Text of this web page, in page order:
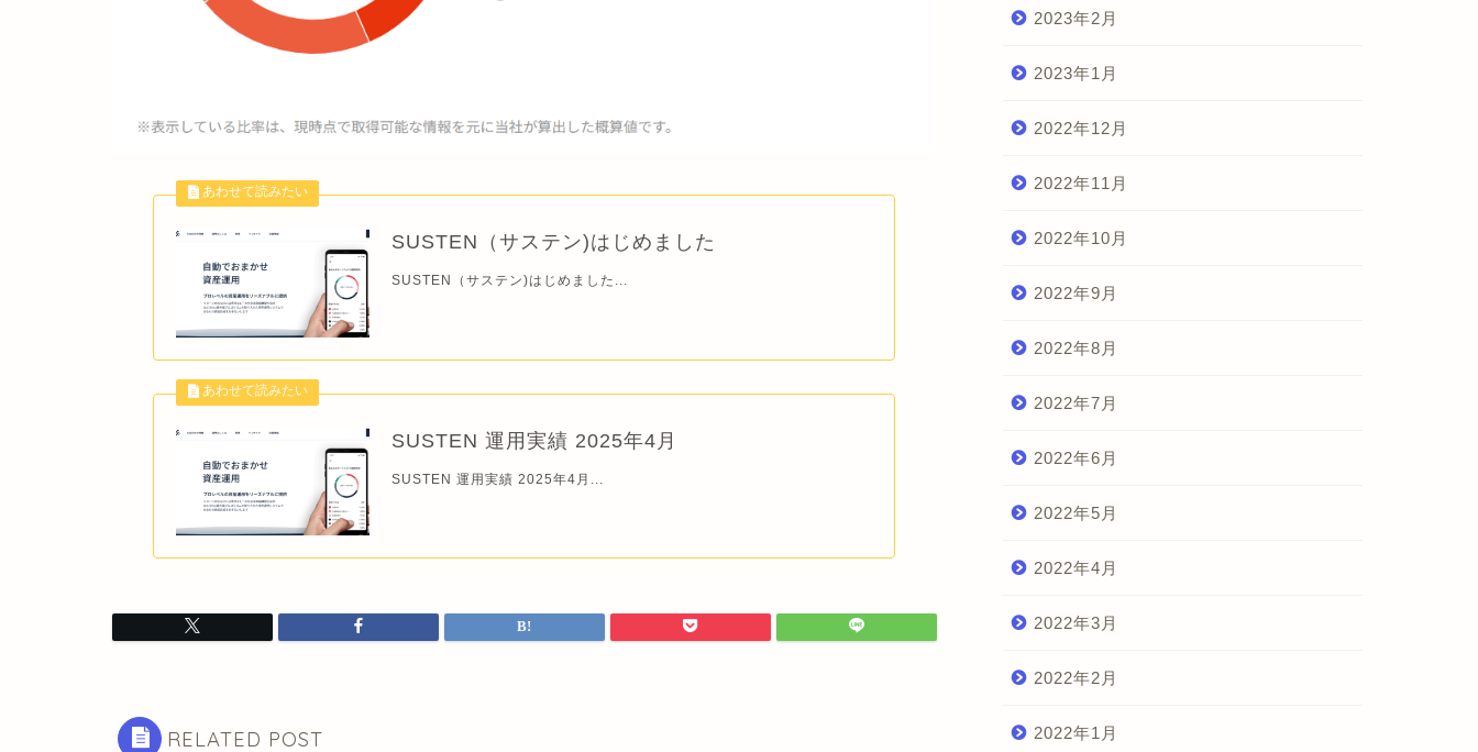
SUSTEN（サステン)はじめました
SUSTEN（サステン)はじめました...
SUSTEN 運用実績 2025年4月
SUSTEN 運用実績 2025年4月...
RELATED POST
2023年2月
2023年1月
2022年12月
2022年11月
2022年10月
2022年9月
2022年8月
2022年7月
2022年6月
2022年5月
2022年4月
2022年3月
2022年2月
2022年1月